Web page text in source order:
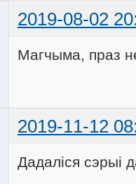
2019-08-02
Магчыма, праз
2019-11-12
Дадаліся сэрыі